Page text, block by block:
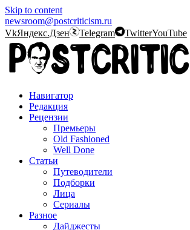
Skip to content
newsroom@postcriticism.ru
VkЯндекс.Дзен Telegram TwitterYouTube
Навигатор
Редакция
Рецензии
Премьеры
Old Fashioned
Well Done
Статьи
Путеводители
Подборки
Лица
Сериалы
Разное
Дайджесты